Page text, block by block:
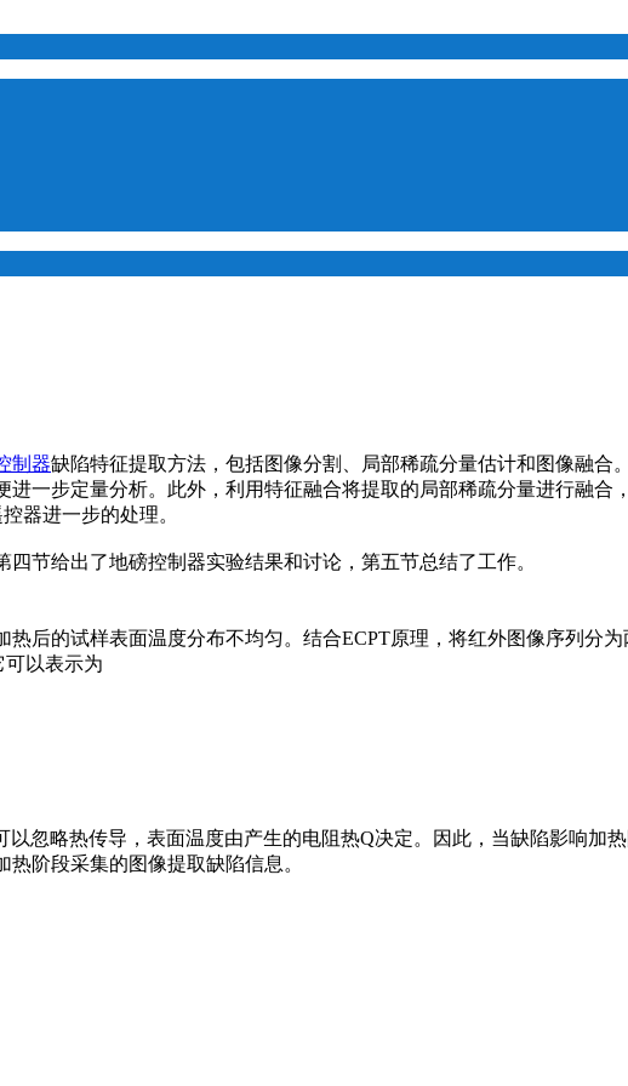
制器缺陷特征提取方法，包括图像分割、局部稀疏分量估计和图像融合
一步定量分析。此外，利用特征融合将提取的局部稀疏分量进行融合
器进一步的处理。
节给出了地磅控制器实验结果和讨论，第五节总结了工作。
后的试样表面温度分布不均匀。结合ECPT原理，将红外图像序列分
可以表示为
忽略热传导，表面温度由产生的电阻热Q决定。因此，当缺陷影响加
阶段采集的图像提取缺陷信息。